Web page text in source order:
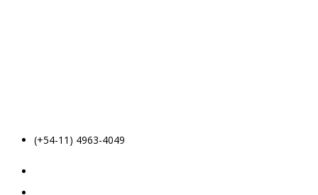
(+54-11) 4963-4049